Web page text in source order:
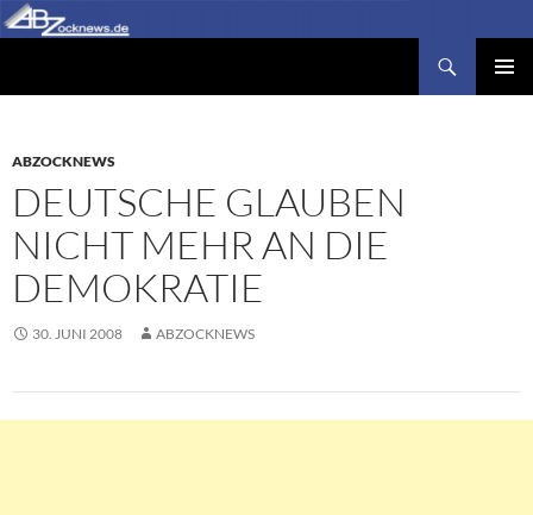
Zum
Inhalt
ABZOCKNEWS
DEUTSCHE GLAUBEN
NICHT MEHR AN DIE
DEMOKRATIE
30. JUNI 2008 ABZOCKNEWS